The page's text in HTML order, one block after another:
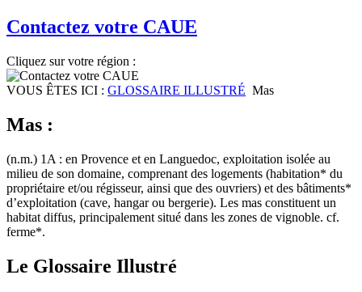
Contactez votre CAUE
Cliquez sur votre région :
VOUS ÊTES ICI : GLOSSAIRE ILLUSTRÉ Mas
Mas :
(n.m.) 1A : en Provence et en Languedoc, exploitation isolée au
milieu de son domaine, comprenant des logements (habitation* du
propriétaire et/ou régisseur, ainsi que des ouvriers) et des bâtiments*
d’exploitation (cave, hangar ou bergerie). Les mas constituent un
habitat diffus, principalement situé dans les zones de vignoble. cf.
ferme*.
Le Glossaire Illustré